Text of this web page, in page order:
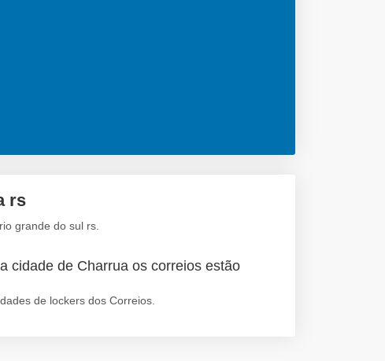
rs
grande do sul rs.
cidade de Charrua os correios estão
de lockers dos Correios.